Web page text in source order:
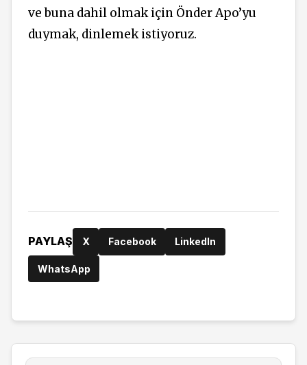
ve buna dahil olmak için Önder Apo’yu
duymak, dinlemek istiyoruz.
PAYLAŞ X Facebook LinkedIn
WhatsApp